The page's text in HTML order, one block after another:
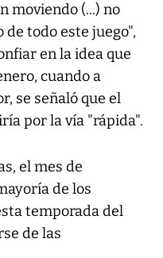
moviendo (...) no
todo este juego",
en la idea que
cuando a
se señaló que el
por la vía "rápida".
el mes de
de los
temporada del
de las